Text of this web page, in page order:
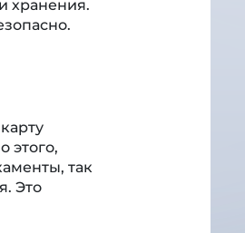
так
Это